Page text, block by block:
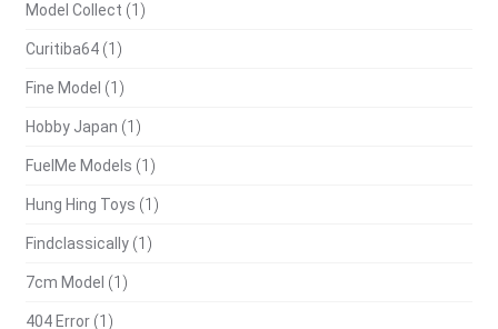
Model Collect (1)
Curitiba64 (1)
Fine Model (1)
Hobby Japan (1)
FuelMe Models (1)
Hung Hing Toys (1)
Findclassically (1)
7cm Model (1)
404 Error (1)